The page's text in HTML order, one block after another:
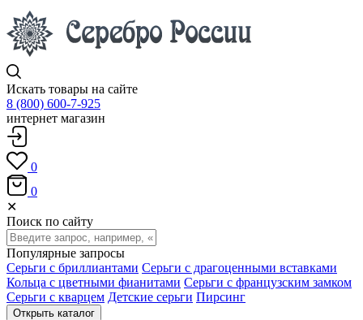
Искать товары на сайте
8 (800) 600-7-925
интернет магазин
0
0
✕
Поиск по сайту
Популярные запросы
Серьги с бриллиантами Серьги с драгоценными вставками
Кольца с цветными фианитами Серьги с французским замком
Серьги с кварцем Детские серьги Пирсинг
Открыть каталог